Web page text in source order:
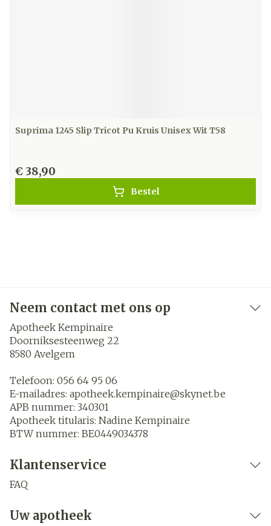
Suprima 1245 Slip Tricot Pu Kruis Unisex Wit T58
€ 38,90
Bestel
Neem contact met ons op
Apotheek Kempinaire
Doorniksesteenweg 22
8580 Avelgem
Telefoon: 056 64 95 06
E-mailadres: apotheek.kempinaire@skynet.be
APB nummer: 340301
Apotheek titularis: Nadine Kempinaire
BTW nummer: BE0449034378
Klantenservice
FAQ
Uw apotheek